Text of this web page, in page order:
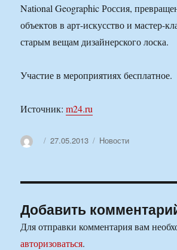
National Geographic Россия,
объектов в арт-искусство и мастер-
старым вещам дизайнерского лоска.
Участие в мероприятиях бесплатное.
Источник:m24.ru
АвторОпубликовано
27.05.2013 Рубрики
Новости
Добавить
Для отправки комментария вам
авторизоваться.